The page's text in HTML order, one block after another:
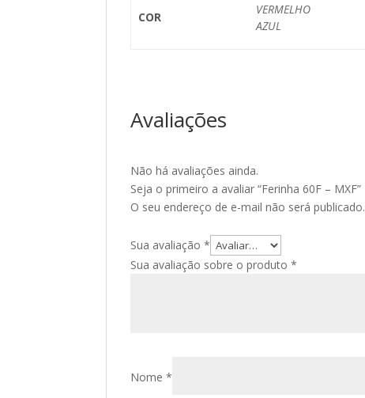
COR
VERMELHO
AZUL
Avaliações
Não há avaliações ainda.
Seja o primeiro a avaliar “Ferinha 60F – MXF”
O seu endereço de e-mail não será publicado.
Sua avaliação*
Sua avaliação sobre o produto*
Nome*